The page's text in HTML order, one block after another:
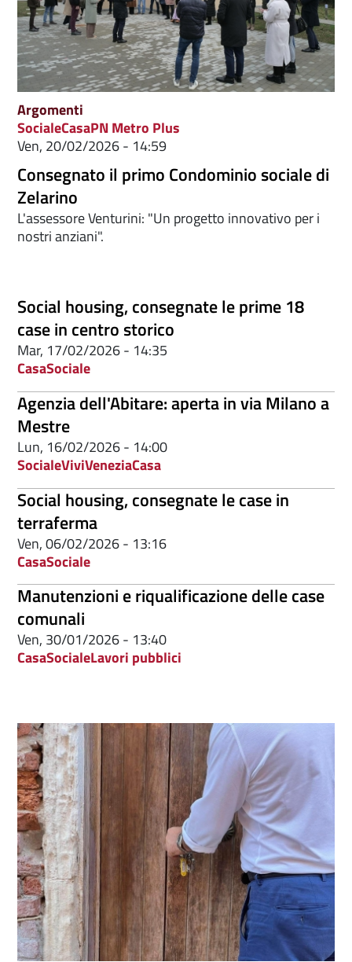
Consegnato il primo Condominio sociale di
Zelarino
Ven, 20/02/2026 - 14:59
Argomenti
SocialeCasaPN Metro Plus
L'assessore Venturini: "Un progetto innovativo per i
nostri anziani".
Social housing, consegnate le prime 18
case in centro storico
Mar, 17/02/2026 - 14:35
CasaSociale
Agenzia dell'Abitare: aperta in via Milano a
Mestre
Lun, 16/02/2026 - 14:00
SocialeViviVeneziaCasa
Social housing, consegnate le case in
terraferma
Ven, 06/02/2026 - 13:16
CasaSociale
Manutenzioni e riqualificazione delle case
comunali
Ven, 30/01/2026 - 13:40
CasaSocialeLavori pubblici